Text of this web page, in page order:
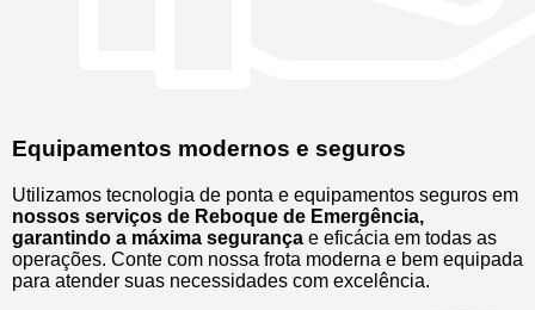
Equipamentos modernos e seguros
Utilizamos tecnologia de ponta e equipamentos seguros em
nossos serviços de Reboque de Emergência,
garantindo a máxima segurança e eficácia em todas as
operações. Conte com nossa frota moderna e bem equipada
para atender suas necessidades com excelência.